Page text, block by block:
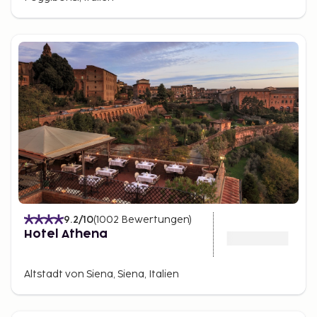
Qualität mit einigen Schlaglöchern sein. Die
Ruhe, einem prächtigen Ausblick und einer
charmanten Ferienwohnung in schönen
Umgebungen.
Gut zu wissen für Ihre Reise
In einigen Orten wird eine Übernachtungssteuer
erhoben. Diese variiert zwischen 2-5
EUR/Person/Nacht, abhängig von der lokalen
Klassifizierung der gewählten Unterkunft. Die Steuer
wird direkt im Hotel beim Check-in oder Check-out
bezahlt. Nicht alle Orte sind betroffen. Heizungen
sind in den meisten Häusern vorhanden, aber im
Frühling und Herbst können die Steinhäuser je nach
Wetterlage als kühl empfunden werden.
9.2/10(1002 Bewertungen)
Hotel Athena
Altstadt von Siena, Siena, Italien